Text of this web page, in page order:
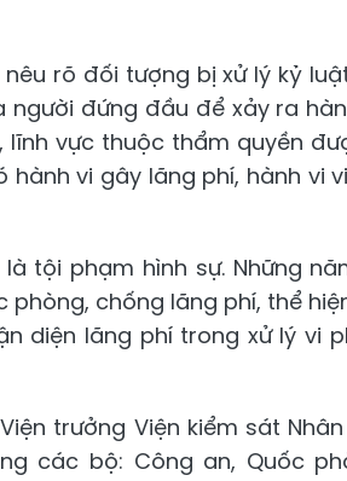
rõ đối tượng bị xử lý kỷ
người đứng đầu để xảy ra
lĩnh vực thuộc thẩm quyền
hành vi gây lãng phí, hành vi
tội phạm hình sự. Những
chống lãng phí, thể
diện lãng phí trong xử lý
trưởng Viện kiểm sát
các bộ: Công an, Quốc